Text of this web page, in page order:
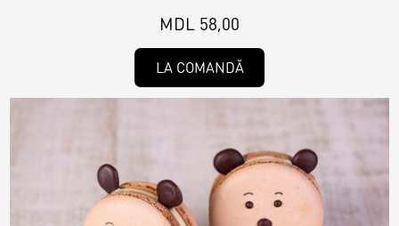
MDL 58,00
LA COMANDĂ